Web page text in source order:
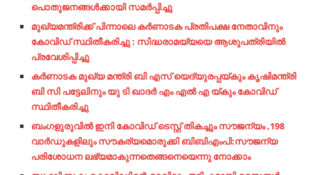
പൊതുജനങ്ങൾക്കായി സമർപ്പിച്ചു
മുഖ്യമന്ത്രിക്ക് പിന്നാലെ കർണാടക പ്രതിപക്ഷ നേതാവിനും
കോവിഡ് സ്ഥിതീകരിച്ചു : സിദ്ധരാമയ്യയെ ആശുപത്രിയിൽ
പ്രവേശിപ്പിച്ചു
കർണാടക മുഖ്യ മന്ത്രി ബി എസ് യെദ്യുരപ്പയ്കും കൃഷിമന്ത്രി
ബി സി പട്ടേലിനും യു ടി ഖാദർ എം എൽ എ യ്കും കോവിഡ്
സ്ഥിതീകരിച്ചു
ബംഗളുരുവിൽ ഇനി കോവിഡ് ടെസ്റ്റ് തികച്ചും സൗജന്യം ,198
വാർഡുകളിലും സൗകര്യമൊരുക്കി ബിബിഎംപി:സൗജന്യ
പരിശോധന ലഭ്യമാകുന്നതെങ്ങനെയെന്നു നോക്കാം